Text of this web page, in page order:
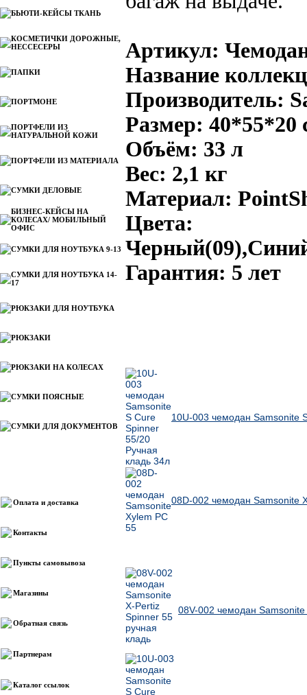
БЬЮТИ-КЕЙСЫ ТКАНЬ
КОСМЕТИЧКИ ДОРОЖНЫЕ,
НЕССЕСЕРЫ
ПАПКИ
ПОРТМОНЕ
ПОРТФЕЛИ ИЗ
НАТУРАЛЬНОЙ КОЖИ
ПОРТФЕЛИ ИЗ МАТЕРИАЛА
СУМКИ ДЕЛОВЫЕ
БИЗНЕС-КЕЙСЫ НА
КОЛЕСАХ/ МОБИЛЬНЫЙ
ОФИС
СУМКИ ДЛЯ НОУТБУКА 9-13
СУМКИ ДЛЯ НОУТБУКА 14-
17
РЮКЗАКИ ДЛЯ НОУТБУКА
РЮКЗАКИ
РЮКЗАКИ НА КОЛЕСАХ
СУМКИ ПОЯСНЫЕ
СУМКИ ДЛЯ ДОКУМЕНТОВ
Оплата и доставка
Контакты
Пункты самовывоза
Магазины
Обратная связь
Партнерам
Каталог ссылок
Артикул:
Название
Производитель:
Размер: 40*55*20
Объём: 33 л
Вес: 2,1 кг
Материал:
Цвета:
Гарантия: 5 лет
10U-003 чемодан Samsonite
08D-002 чемодан Samsonite
08V-002 чемодан